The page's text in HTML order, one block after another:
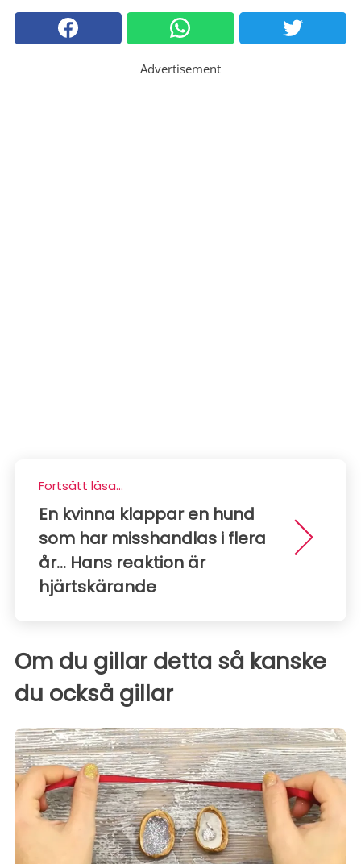
Advertisement
Fortsätt läsa...
En kvinna klappar en hund
som har misshandlas i flera
år... Hans reaktion är
hjärtskärande
Om du gillar detta så kanske
du också gillar